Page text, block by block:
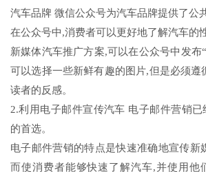
汽车品牌 微信公众号为汽车品牌提供了公
在公众号中,消费者可以更好地了解汽车的
新媒体汽车推广方案,可以在公众号中发布
可以选择一些新鲜有趣的图片,但是必须遵
读者的反感。
2.利用电子邮件宣传汽车 电子邮件营销
的首选。
电子邮件营销的特点是快速准确地宣传新
而使消费者能够快速了解汽车,并使用他